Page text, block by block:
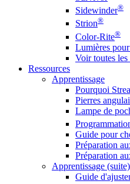
Sidewinder®
Strion®
Color-Rite®
Lumières
Voir toutes les
Ressources
Apprentissage
Pourquoi
Pierres
Lampe de
Guide pour
Préparation
Préparation
Apprentissage (suite)
Guide